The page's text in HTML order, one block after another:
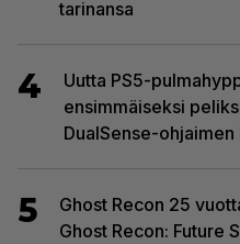
tarinansa
4
Uutta PS5-
ensimmäiseksi
DualSense-
5
Ghost Recon 25
Ghost Recon: Future